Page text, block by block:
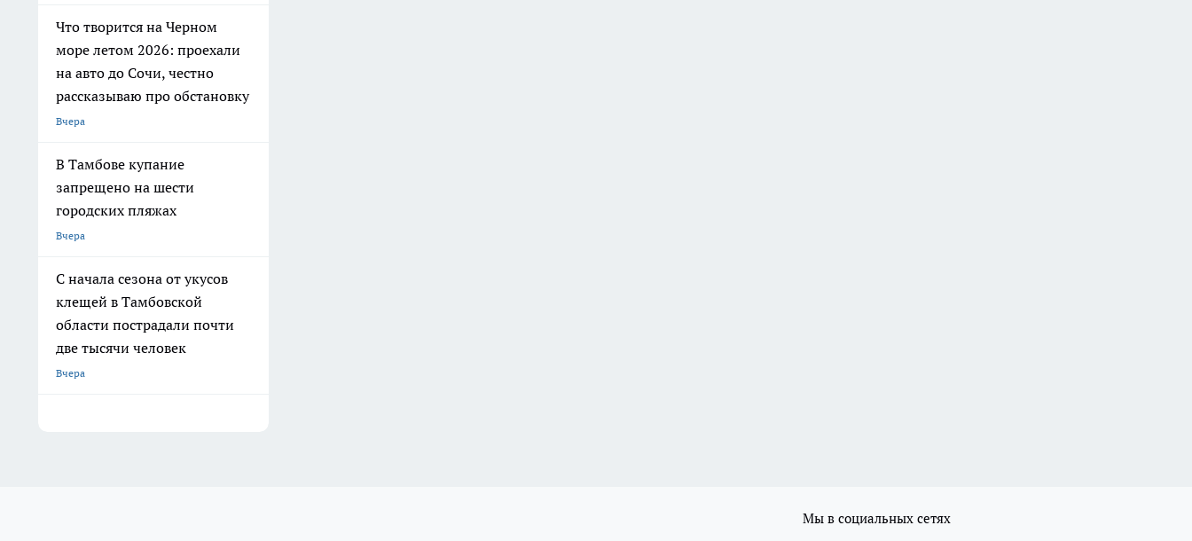
Что творится на Черном
море летом 2026: проехали
на авто до Сочи, честно
рассказываю про обстановку
Вчера
В Тамбове купание
запрещено на шести
городских пляжах
Вчера
С начала сезона от укусов
клещей в Тамбовской
области пострадали почти
две тысячи человек
Вчера
Мы в социальных сетях